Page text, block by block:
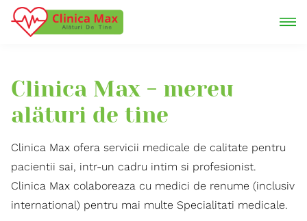
Clinica Max - mereu
alături de tine
Clinica Max ofera servicii medicale de calitate pentru
pacientii sai, intr-un cadru intim si profesionist.
Clinica Max colaboreaza cu medici de renume (inclusiv
international) pentru mai multe Specialitati medicale.